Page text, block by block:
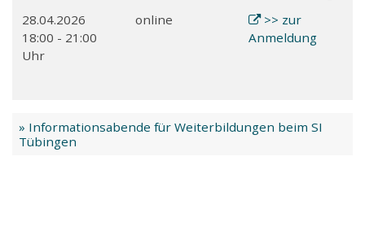
28.04.2026
18:00 - 21:00
Uhr
online
>> zur
Anmeldung
» Informationsabende für Weiterbildungen beim SI
Tübingen